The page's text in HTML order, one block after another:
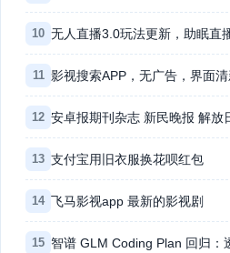
10
11 影视搜索APP，无广告，界面
12 安卓报期刊杂志 新民晚报 解放
13 支付宝用旧衣服换花呗红包
14 飞马影视app 最新的影视剧
15